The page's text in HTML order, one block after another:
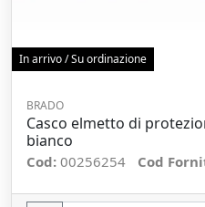
In arrivo / Su ordinazione
BRADO
Casco elmetto di
bianco
Cod: 00256254 Cod